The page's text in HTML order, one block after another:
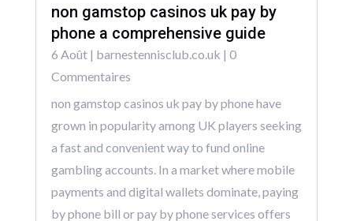
non gamstop casinos uk pay by
phone a comprehensive guide
6 Août| barnestennisclub.co.uk | 0
Commentaires
non gamstop casinos uk pay by phone have
grown in popularity among UK players seeking
a fast and convenient way to fund online
gambling accounts. In a market where mobile
payments and digital wallets dominate, paying
by phone bill or pay by phone services offers